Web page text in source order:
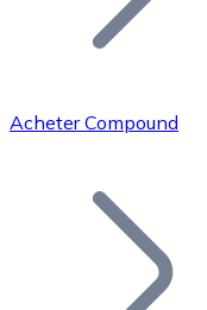
Bitcoin
Acheter Compound